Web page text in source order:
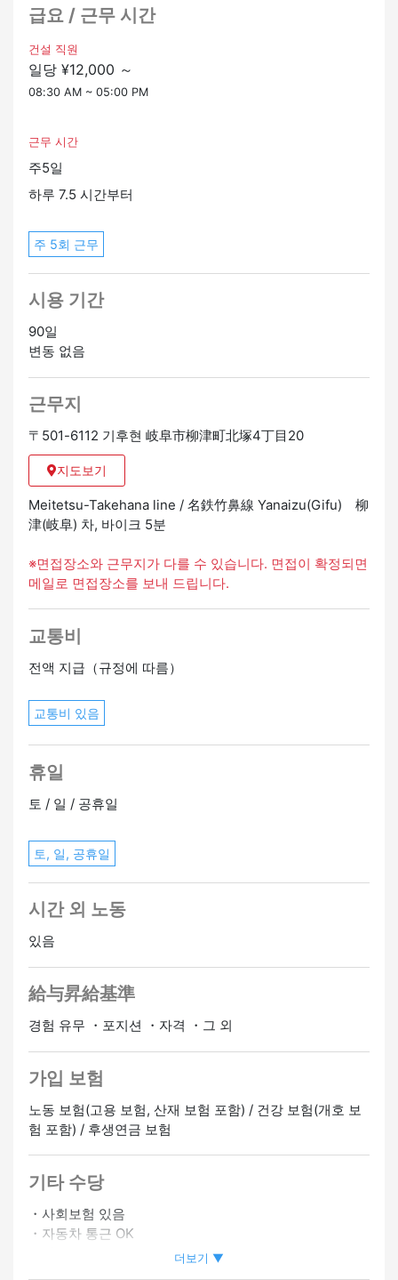
할 것입니다.
▼ 일할 수 있는 체류 자격
・영주권자, 영주권자, 배우자 등 체류자격 (VISA) 소지자
・미경험자도 OK ・자격 요건 불필요
일일 임금 12,000엔
▼ 근무 시간
8:30 ~ 17:00 (실제 근무 시간 7.5시간/휴식 1시간)
▼ 휴일
근무할 수 있음)
▼기타
・주택 조건 및 주택에 관한 상담이 가능합니다
・장래에 아이치현에서 일하고 싶은 사람을 찾고 있습니
저희와 함께 즐겁게 일하면서 커리어 발전을 목표로 해 보
지 않겠습니까?
급요 / 근무 시간
건설 직원
일당 ¥12,000 ～
08:30 AM ~ 05:00 PM
근무 시간
주5일
하루 7.5 시간부터
주 5회 근무
시용 기간
90일
변동 없음
근무지
〒501-6112 기후현 岐阜市柳津町北塚4丁目20
지도보기
Meitetsu-Takehana line / 名鉄竹鼻線 Yanaizu(Gifu) 柳
津(岐阜) 차, 바이크 5분
※면접장소와 근무지가 다를 수 있습니다. 면접이 확정되면
메일로 면접장소를 보내 드립니다.
교통비
전액 지급（규정에 따름）
교통비 있음
휴일
토 / 일 / 공휴일
토, 일, 공휴일
시간 외 노동
있음
給与昇給基準
경험 유무 ・포지션 ・자격 ・그 외
가입 보험
노동 보험(고용 보험, 산재 보험 포함) / 건강 보험(개호 보
험 포함) / 후생연금 보험
기타 수당
・사회보험 있음
・자동차 통근 OK
더보기 ▼